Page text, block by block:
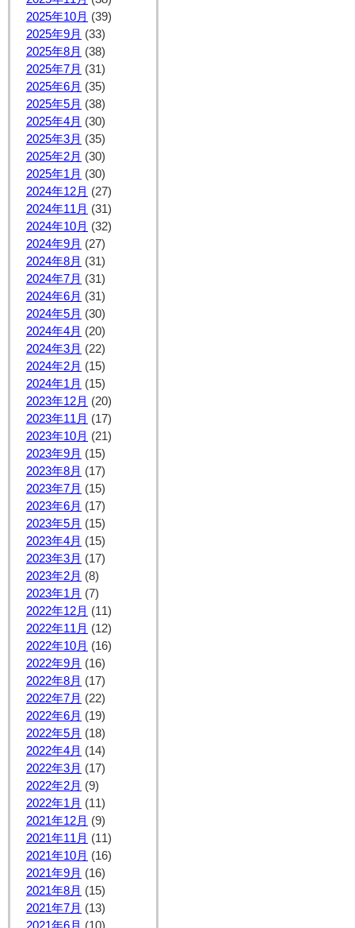
2025年10月 (39)
2025年9月 (33)
2025年8月 (38)
2025年7月 (31)
2025年6月 (35)
2025年5月 (38)
2025年4月 (30)
2025年3月 (35)
2025年2月 (30)
2025年1月 (30)
2024年12月 (27)
2024年11月 (31)
2024年10月 (32)
2024年9月 (27)
2024年8月 (31)
2024年7月 (31)
2024年6月 (31)
2024年5月 (30)
2024年4月 (20)
2024年3月 (22)
2024年2月 (15)
2024年1月 (15)
2023年12月 (20)
2023年11月 (17)
2023年10月 (21)
2023年9月 (15)
2023年8月 (17)
2023年7月 (15)
2023年6月 (17)
2023年5月 (15)
2023年4月 (15)
2023年3月 (17)
2023年2月 (8)
2023年1月 (7)
2022年12月 (11)
2022年11月 (12)
2022年10月 (16)
2022年9月 (16)
2022年8月 (17)
2022年7月 (22)
2022年6月 (19)
2022年5月 (18)
2022年4月 (14)
2022年3月 (17)
2022年2月 (9)
2022年1月 (11)
2021年12月 (9)
2021年11月 (11)
2021年10月 (16)
2021年9月 (16)
2021年8月 (15)
2021年7月 (13)